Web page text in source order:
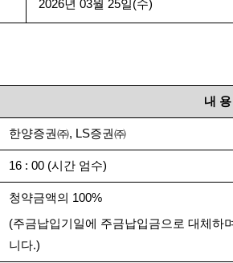
2026년03월 25일(수)
내 용
한양증권㈜, LS증권㈜
16 : 00 (시간 엄수)
청약금액의 100%
(주금납입기일에 주금납입금으로 대체하며
니다.)